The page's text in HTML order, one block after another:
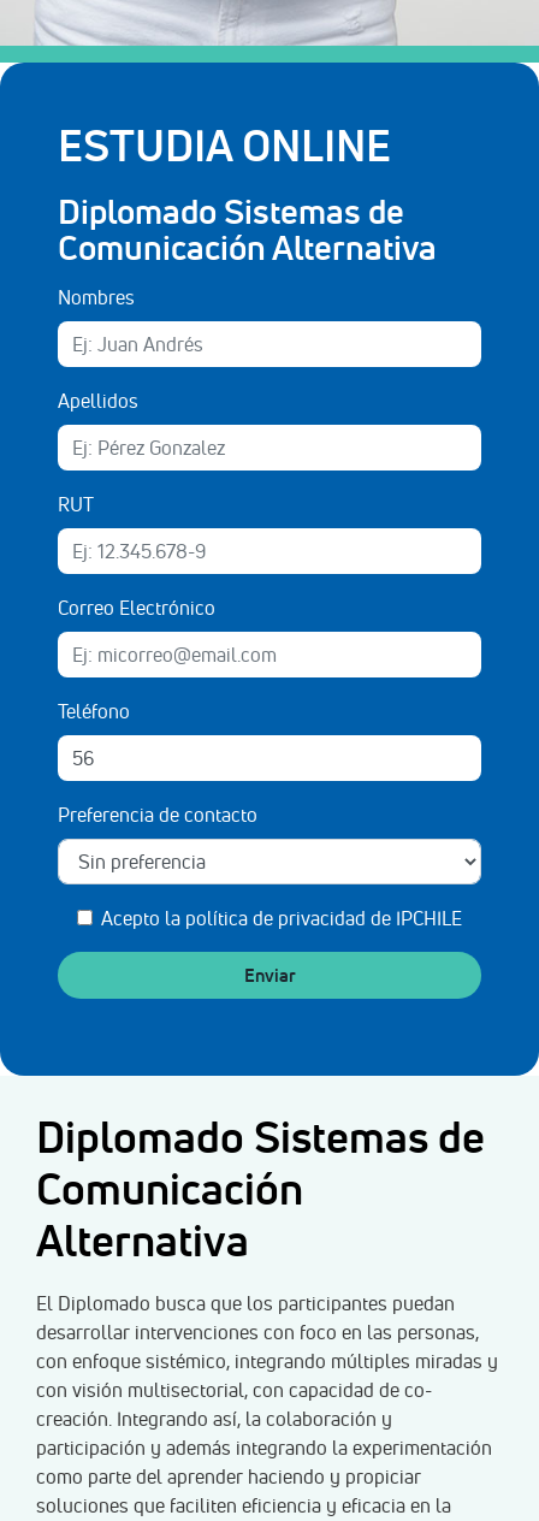
ESTUDIA ONLINE
Diplomado Sistemas de
Comunicación Alternativa
Nombres
Apellidos
RUT
Correo Electrónico
Teléfono
Preferencia de contacto
Acepto la política de privacidad de IPCHILE
Enviar
Diplomado Sistemas de
Comunicación
Alternativa
El Diplomado busca que los participantes puedan
desarrollar intervenciones con foco en las personas,
con enfoque sistémico, integrando múltiples miradas y
con visión multisectorial, con capacidad de co-
creación. Integrando así, la colaboración y
participación y además integrando la experimentación
como parte del aprender haciendo y propiciar
soluciones que faciliten eficiencia y eficacia en la